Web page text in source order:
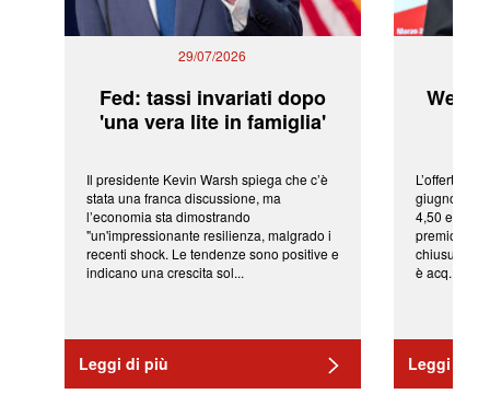
29/07/2026
Fed: tassi invariati dopo
'una vera lite in famiglia'
Il presidente Kevin Warsh spiega che c’è
stata una franca discussione, ma
l’economia sta dimostrando
"un'impressionante resilienza, malgrado i
recenti shock. Le tendenze sono positive e
indicano una crescita sol...
Leggi di più
L’offerta
giugno da
4,50 euro
premio di
chiusura
è acq...
Leggi di